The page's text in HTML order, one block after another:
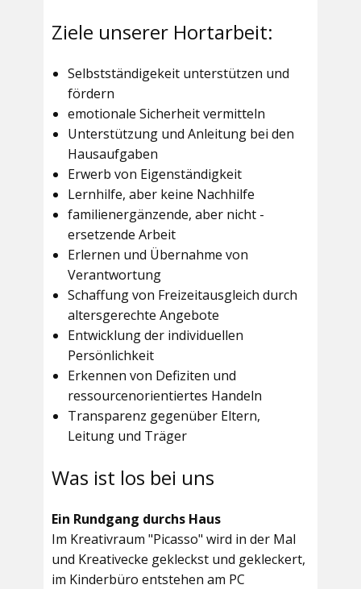
Ziele unserer Hortarbeit:
Selbstständigekeit unterstützen und
fördern
emotionale Sicherheit vermitteln
Unterstützung und Anleitung bei den
Hausaufgaben
Erwerb von Eigenständigkeit
Lernhilfe, aber keine Nachhilfe
familienergänzende, aber nicht -
ersetzende Arbeit
Erlernen und Übernahme von
Verantwortung
Schaffung von Freizeitausgleich durch
altersgerechte Angebote
Entwicklung der individuellen
Persönlichkeit
Erkennen von Defiziten und
ressourcenorientiertes Handeln
Transparenz gegenüber Eltern,
Leitung und Träger
Was ist los bei uns
Ein Rundgang durchs Haus
Im Kreativraum "Picasso" wird in der Mal
und Kreativecke gekleckst und gekleckert,
im Kinderbüro entstehen am PC